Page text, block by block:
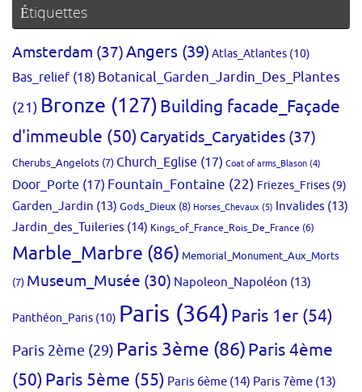
Étiquettes
Amsterdam (37)Angers (39) Atlas_Atlantes (10)
Bas_relief(18) Botanical_Garden_Jardin_Des_Plantes
(21) Bronze (127)Building facade_Façade
d'immeuble (50) Caryatids_Caryatides (37)
Cherubs_Angelots (7) Church_Eglise (17) Coat of arms_Blason (4)
Door_Porte (17) Fountain_Fontaine (22) Friezes_Frises (9)
Garden_Jardin (13) Gods_Dieux (8) Horses_Chevaux (5) Invalides (13)
Jardin_des_Tuileries (14) Kings_of_France_Rois_De_France (6)
Marble_Marbre (86) Memorial_Monument_Aux_Morts
(7) Museum_Musée (30) Napoleon_Napoléon (13)
Panthéon_Paris (10) Paris (364)Paris 1er (54)
Paris 2ème (29) Paris 3ème (86)Paris 4ème
(50)Paris 5ème (55) Paris 6ème (14) Paris 7ème (13)